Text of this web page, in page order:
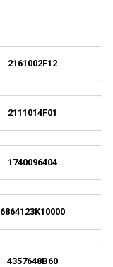
2161002F12
2111014F01
1740096404
6864123K10000
4357648B60